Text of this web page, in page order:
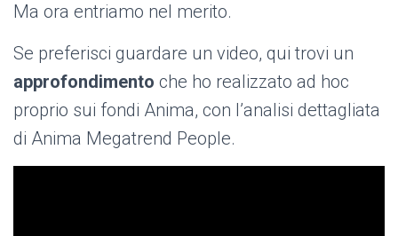
Ma ora entriamo nel merito.
Se preferisci guardare un video, qui trovi un
approfondimento che ho realizzato ad hoc
proprio sui fondi Anima, con l’analisi dettagliata
di Anima Megatrend People.